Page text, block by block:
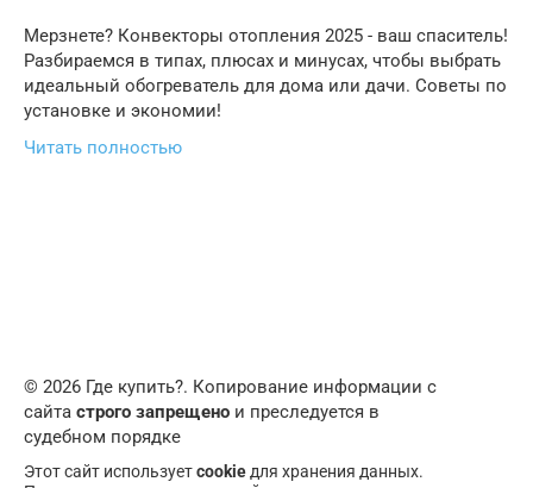
Мерзнете? Конвекторы отопления 2025 - ваш спаситель!
Разбираемся в типах, плюсах и минусах, чтобы выбрать
идеальный обогреватель для дома или дачи. Советы по
установке и экономии!
Читать полностью
© 2026 Где купить?. Копирование информации с
сайта строго запрещено и преследуется в
судебном порядке
Этот сайт используетcookie для хранения данных.